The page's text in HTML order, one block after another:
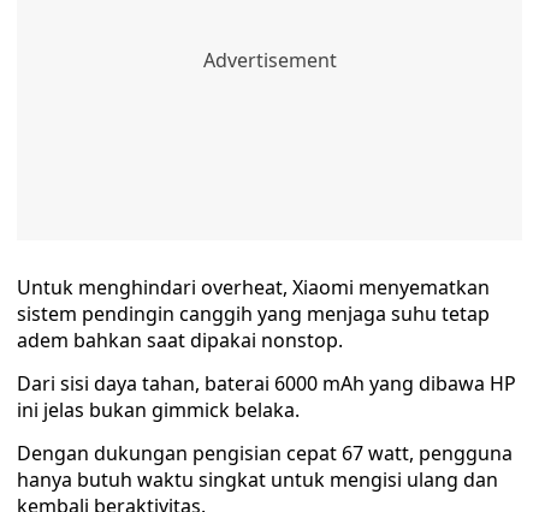
Untuk menghindari overheat, Xiaomi menyematkan
sistem pendingin canggih yang menjaga suhu tetap
adem bahkan saat dipakai nonstop.
Dari sisi daya tahan, baterai 6000 mAh yang dibawa HP
ini jelas bukan gimmick belaka.
Dengan dukungan pengisian cepat 67 watt, pengguna
hanya butuh waktu singkat untuk mengisi ulang dan
kembali beraktivitas.